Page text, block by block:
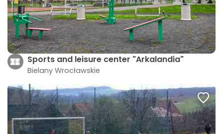
Sports and leisure center "Arkalandia"
Bielany Wrocławskie